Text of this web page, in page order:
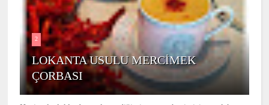
2
LOKANTA USULU MERCİMEK
ÇORBASI